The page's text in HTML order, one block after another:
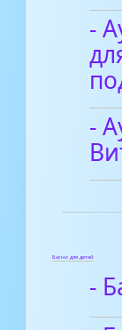
-
-
Басни для детей
-